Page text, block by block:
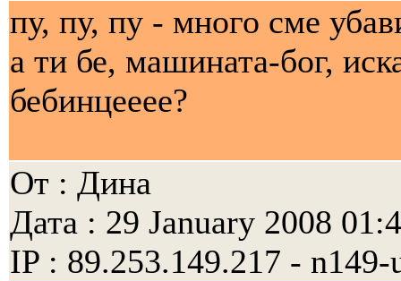
пу, пу, пу - много сме
а ти бе, машината-бог,
бебинцееее?
От : Дина
Дата : 29 January 2008
IP : 89.253.149.217 -